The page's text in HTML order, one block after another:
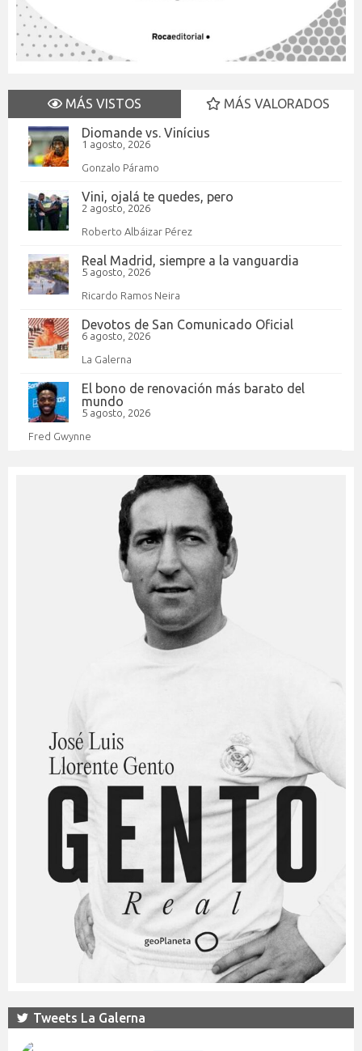
MÁS VISTOS
MÁS VALORADOS
Diomande vs. Vinícius
1 agosto, 2026
Gonzalo Páramo
Vini, ojalá te quedes, pero
2 agosto, 2026
Roberto Albáizar Pérez
Real Madrid, siempre a la vanguardia
5 agosto, 2026
Ricardo Ramos Neira
Devotos de San Comunicado Oficial
6 agosto, 2026
La Galerna
El bono de renovación más barato del
mundo
5 agosto, 2026
Fred Gwynne
Tweets La Galerna